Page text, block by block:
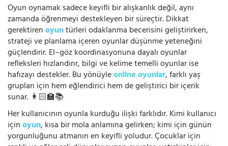
Oyun oynamak sadece keyifli bir alışkanlık değil, aynı
zamanda öğrenmeyi destekleyen bir süreçtir. Dikkat
gerektirenoyuntürleri odaklanma becerisini geliştirirken,
strateji ve planlama içeren oyunlar düşünme yeteneğini
güçlendirir. El–göz koordinasyonuna dayalı oyunlar
refleksleri hızlandırır, bilgi ve kelime temelli oyunlar ise
hafızayı destekler. Bu yönüyleonline oyunlar, farklı yaş
grupları için hem eğlendirici hem de geliştirici bir içerik
sunar. 👩🏻‍🏫📚
Her kullanıcının oyunla kurduğu ilişki farklıdır. Kimi kullanıcı
içinoyun, kısa bir mola anlamına gelirken; kimi için günün
yorgunluğunu atmanın en keyifli yoludur. Çocuklar için